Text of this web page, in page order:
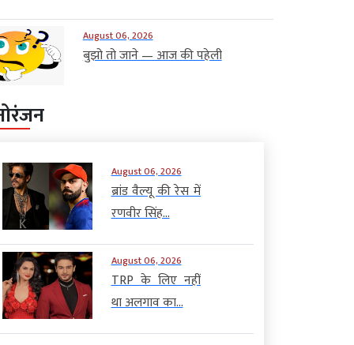
August 06, 2026
बुझो तो जाने — आज की पहेली
August 06, 2026
ब्रांड वैल्यू की रेस में
रणवीर सिंह...
August 06, 2026
TRP के लिए नहीं
था अलगाव का...